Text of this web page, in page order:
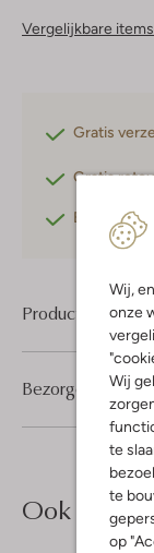
Wij,
onze
Wij
te
te
op
Vergelijkbare items
Gratis
Gratis
Betaal
Product
Bezorgen &
Ook iets